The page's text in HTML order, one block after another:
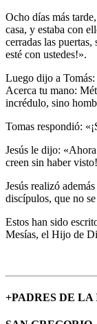
Ocho días más
casa, y estaba con
cerradas las
esté con ustedes!».
Luego dijo a Tomás:
Acerca tu mano:
incrédulo, sino
Tomas respondió:
Jesús le dijo:
creen sin haber
Jesús realizó
discípulos, que no
Estos han sido
Mesías, el Hijo de
+PADRES DE LA